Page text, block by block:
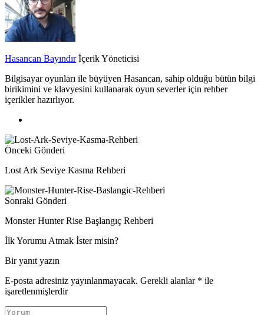
Hasancan Bayındır İçerik Yöneticisi
Bilgisayar oyunları ile büyüyen Hasancan, sahip olduğu bütün bilgi
birikimini ve klavyesini kullanarak oyun severler için rehber
içerikler hazırlıyor.
Önceki Gönderi
Lost Ark Seviye Kasma Rehberi
Sonraki Gönderi
Monster Hunter Rise Başlangıç Rehberi
İlk Yorumu Atmak İster misin?
Bir yanıt yazın
E-posta adresiniz yayınlanmayacak. Gerekli alanlar * ile
işaretlenmişlerdir